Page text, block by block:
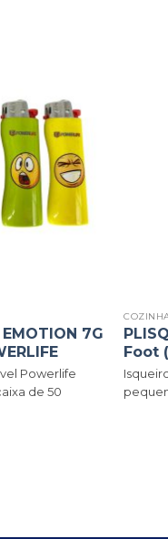
EMOTION 7G
Powerlife
de 50
Foot